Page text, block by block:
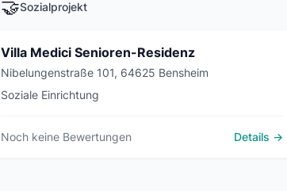
🤝Sozialprojekt
Villa Medici Senioren-Residenz
Nibelungenstraße 101, 64625 Bensheim
Soziale Einrichtung
Noch keine Bewertungen Details →